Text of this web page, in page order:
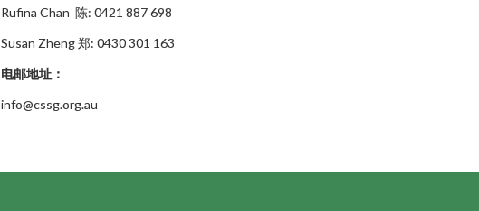
Rufina Chan 陈:0421 887 698
Susan Zheng 郑:0430 301 163
电邮地址：
info@cssg.org.au